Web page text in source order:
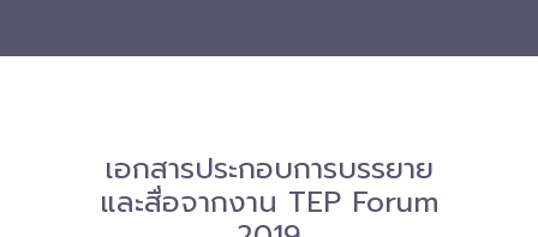
-- วีดิทัศน์นำเสนอสถานศึกษานำร่อง
Download
-- หนังสือและเอกสาร
เอกสารประกอบการบรรยาย
และสื่อจากงาน TEP Forum